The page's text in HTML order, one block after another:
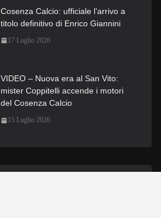
Cosenza Calcio: ufficiale l’arrivo a
titolo definitivo di Enrico Giannini
17 Luglio 2026
VIDEO – Nuova era al San Vito:
mister Coppitelli accende i motori
del Cosenza Calcio
15 Luglio 2026